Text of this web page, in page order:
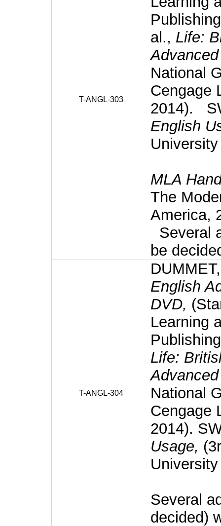
T-ANGL-303
al., Life:
National
Cengage
2014).
English
MLA
The
America,
Several
be
T-ANGL-304
English
DVD,
Learning
Life:
National
Cengage
2014).
Usage,
Several
decided)